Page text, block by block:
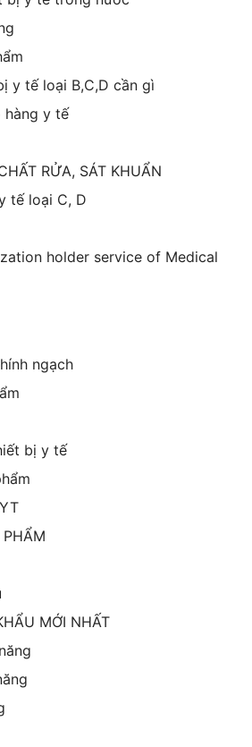
y tế loại B,C,D cần gì
hàng y tế
RỬA, SÁT KHUẨN
tế loại C, D
holder service of Medical
ngạch
bị y tế
MỚI NHẤT